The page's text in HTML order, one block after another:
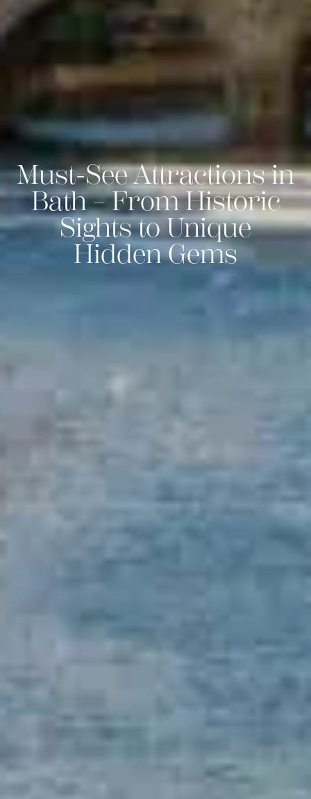
Must-See Attractions in
Bath – From Historic
Sights to Unique
Hidden Gems